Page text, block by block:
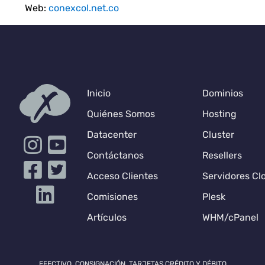
Web: conexcol.net.co
Inicio
Quiénes Somos
Datacenter
Contáctanos
Acceso Clientes
Comisiones
Artículos
Dominios
Hosting
Cluster
Resellers
Servidores
Plesk
WHM/cPanel